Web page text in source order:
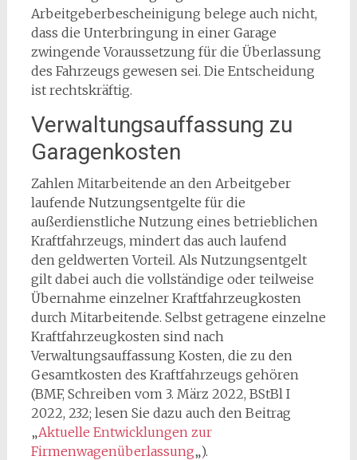
Arbeitgeberbescheinigung belege auch nicht,
dass die Unterbringung in einer Garage
zwingende Voraussetzung für die Überlassung
des Fahrzeugs gewesen sei. Die Entscheidung
ist rechtskräftig.
Verwaltungsauffassung zu
Garagenkosten
Zahlen Mitarbeitende an den Arbeitgeber
laufende Nutzungsentgelte für die
außerdienstliche Nutzung eines betrieblichen
Kraftfahrzeugs, mindert das auch laufend
den geldwerten Vorteil. Als Nutzungsentgelt
gilt dabei auch die vollständige oder teilweise
Übernahme einzelner Kraftfahrzeugkosten
durch Mitarbeitende. Selbst getragene einzelne
Kraftfahrzeugkosten sind nach
Verwaltungsauffassung Kosten, die zu den
Gesamtkosten des Kraftfahrzeugs gehören
(BMF, Schreiben vom 3. März 2022, BStBl I
2022, 232; lesen Sie dazu auch den Beitrag
„Aktuelle Entwicklungen zur
Firmenwagenüberlassung„).